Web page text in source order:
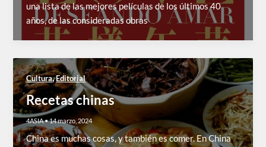
una lista de las mejores películas de los últimos 40
años, de las consideradas obras
Cultura,Editorial
Recetas chinas
4ASIA•14 marzo, 2024
China es muchas cosas, y también es comer. En China